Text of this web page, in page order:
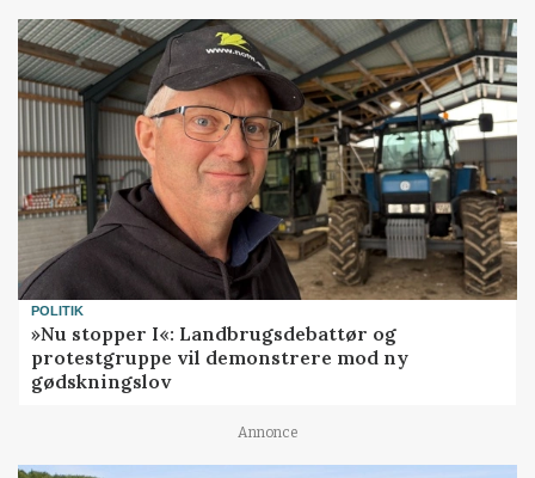
POLITIK
»Nu stopper I«: Landbrugsdebattør og
protestgruppe vil demonstrere mod ny
gødskningslov
Annonce